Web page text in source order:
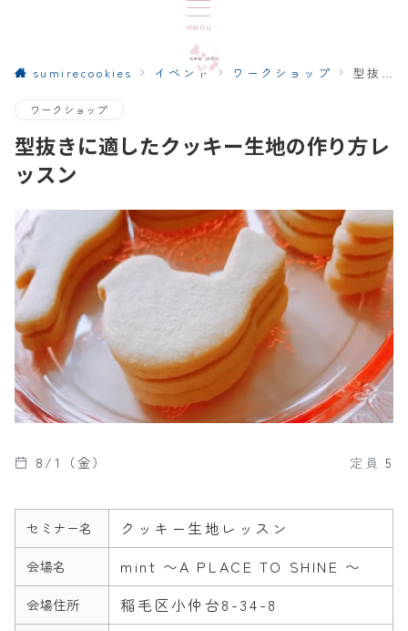
menu
sumirecookies イベント ワークショップ 型抜きに適したクッキー生地の作り方レッスン
ワークショップ
型抜きに適したクッキー生地の作り方レ
ッスン
8/1（金） 定員 5
セミナー名 クッキー生地レッスン
会場名 mint 〜A PLACE TO SHINE 〜
会場住所 稲毛区小仲台8-34-8